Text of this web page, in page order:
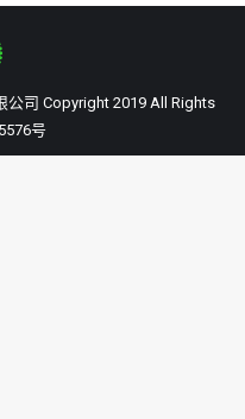
司 Copyright 2019 All Rights
号